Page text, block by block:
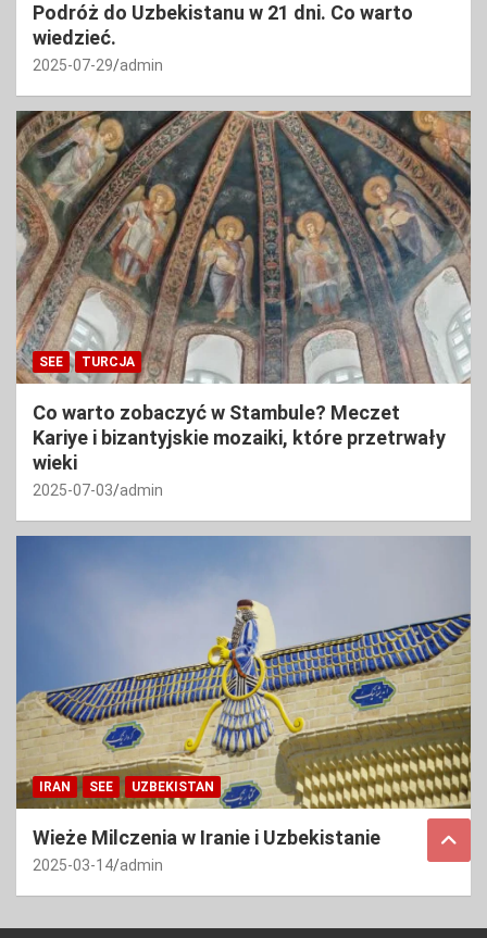
Podróż do Uzbekistanu w 21 dni. Co warto
wiedzieć.
2025-07-29 admin
SEE TURCJA
Co warto zobaczyć w Stambule? Meczet
Kariye i bizantyjskie mozaiki, które przetrwały
wieki
2025-07-03 admin
IRAN SEE UZBEKISTAN
Wieże Milczenia w Iranie i Uzbekistanie
2025-03-14 admin